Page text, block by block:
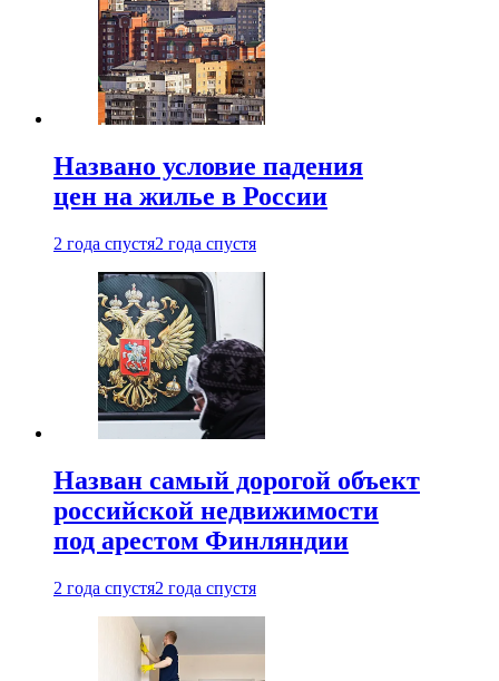
Названо условие падения
цен на жилье в России
2 года спустя2 года спустя
Назван самый дорогой объект
российской недвижимости
под арестом Финляндии
2 года спустя2 года спустя